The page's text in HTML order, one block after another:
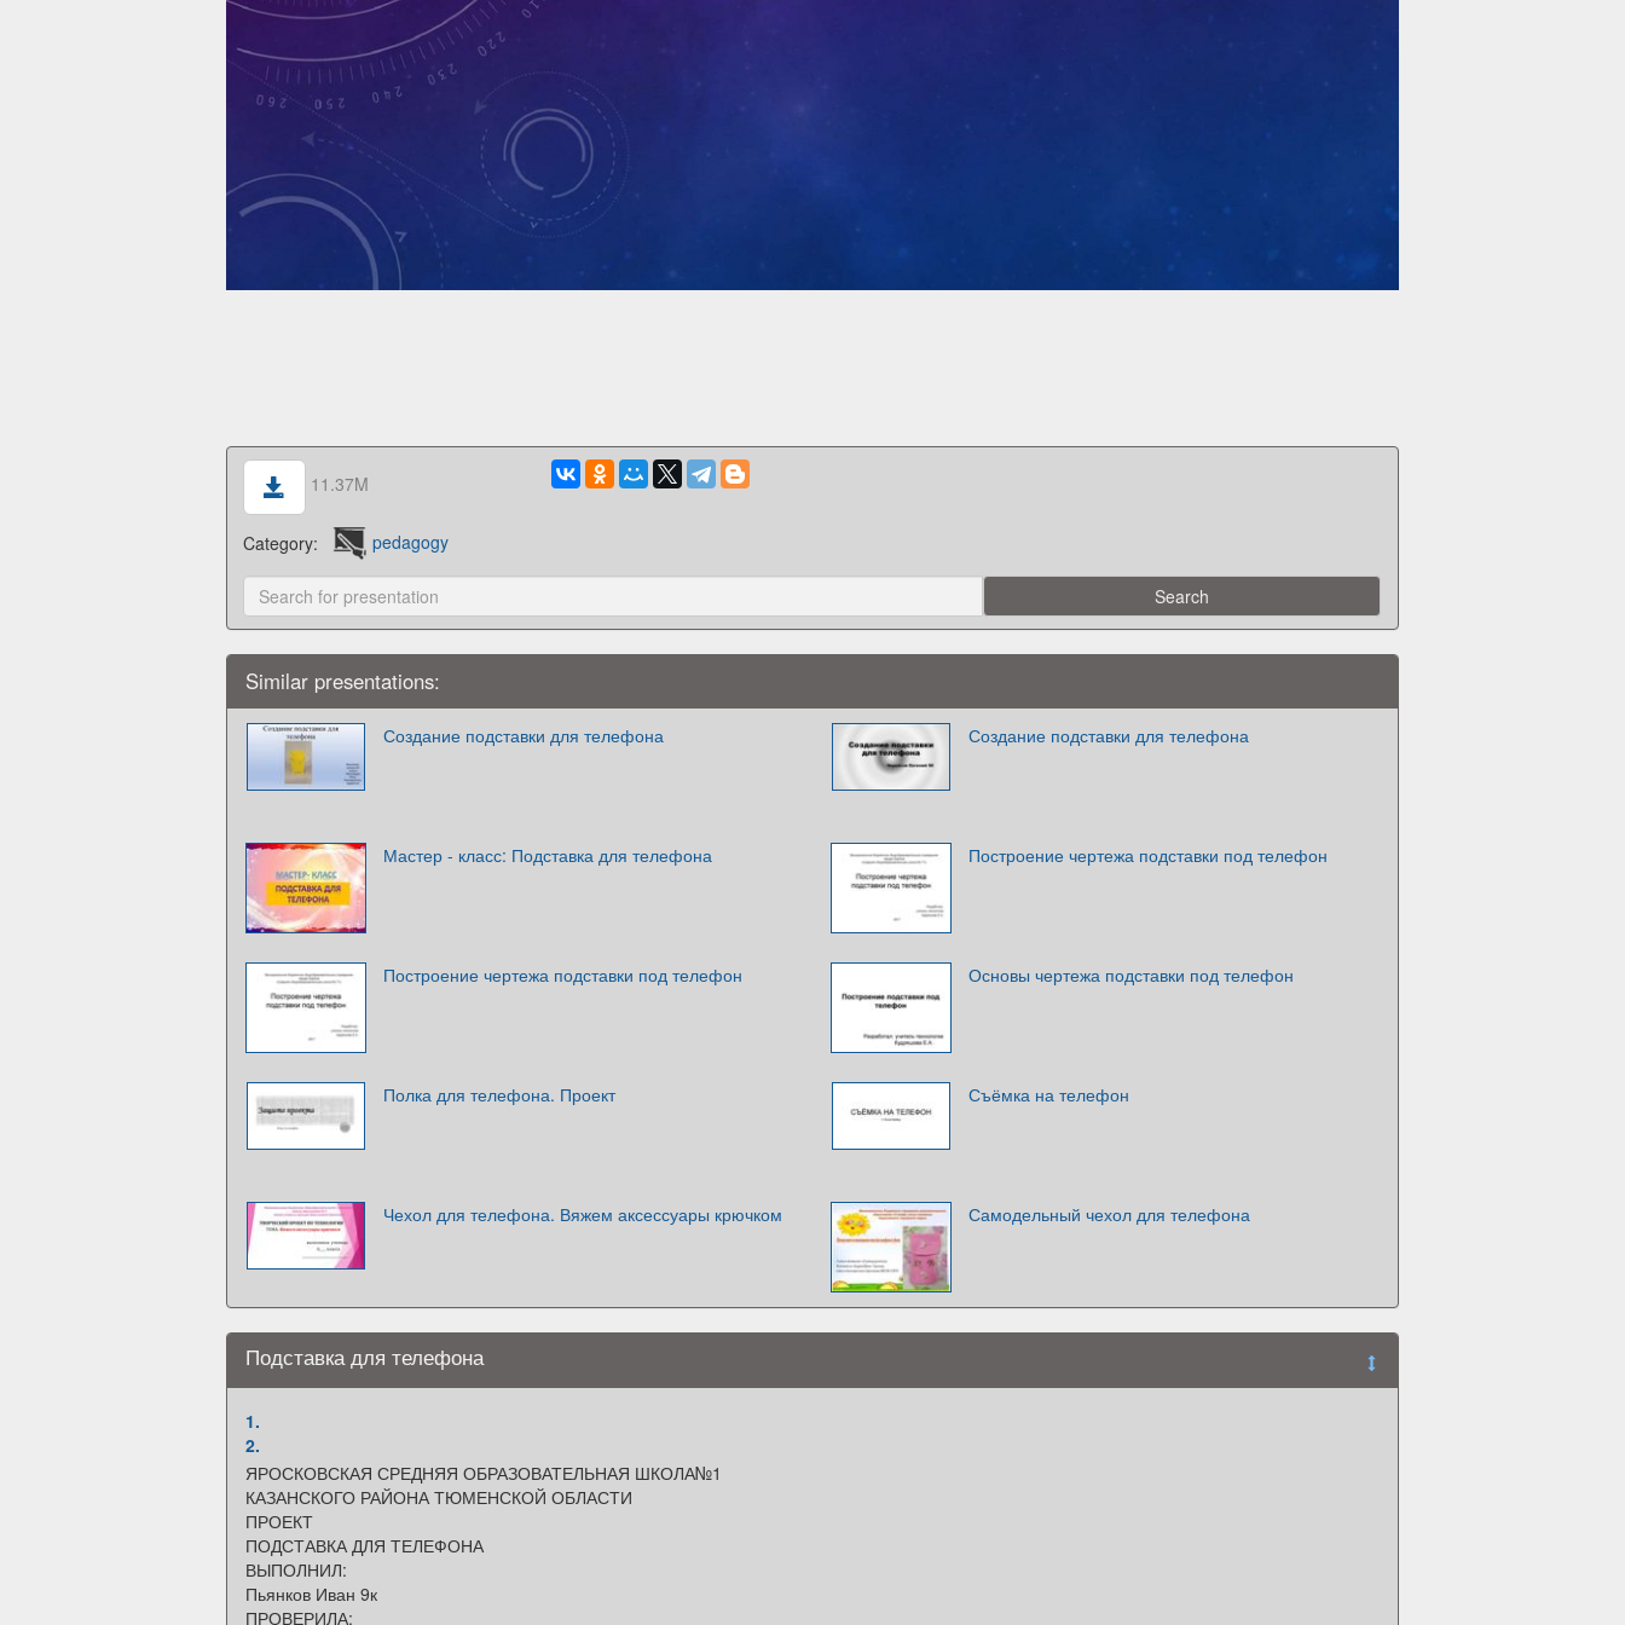
11.37M
Category: pedagogy
Similar presentations:
Создание подставки для телефона Создание подставки для телефона
Мастер - класс: Подставка для телефона Построение чертежа подставки под телефон
Построение чертежа подставки под телефон Основы чертежа подставки под телефон
Полка для телефона. Проект Съёмка на телефон
Чехол для телефона. Вяжем аксессуары крючком Самодельный чехол для телефона
Подставка для телефона
1.
2.
ЯРОСКОВСКАЯ СРЕДНЯЯ ОБРАЗОВАТЕЛЬНАЯ ШКОЛА№1
КАЗАНСКОГО РАЙОНА ТЮМЕНСКОЙ ОБЛАСТИ
ПРОЕКТ
ПОДСТАВКА ДЛЯ ТЕЛЕФОНА
ВЫПОЛНИЛ:
Пьянков Иван 9к
ПРОВЕРИЛА: